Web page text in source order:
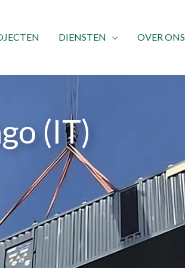
DIENSTEN OVER ONS
(IT)